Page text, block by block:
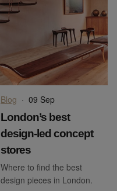
Blog · 09 Sep
London’s best
design-led concept
stores
Where to find the best
design pieces in London.